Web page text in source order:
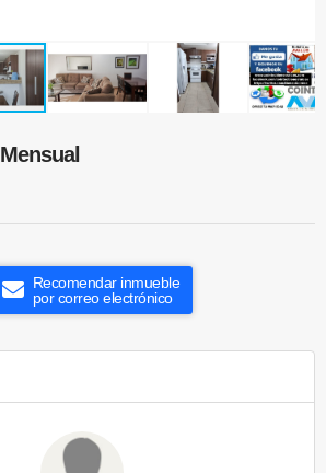
Mensual
Recomendar inmueble
por correo electrónico